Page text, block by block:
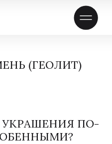
(ГЕОЛИТ)
ПО-